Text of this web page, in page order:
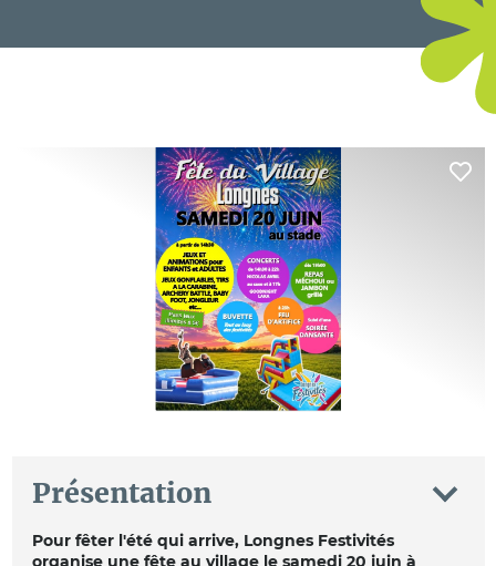
Présentation
Pour fêter l'été qui arrive, Longnes Festivités
organise une fête au village le samedi 20 juin à